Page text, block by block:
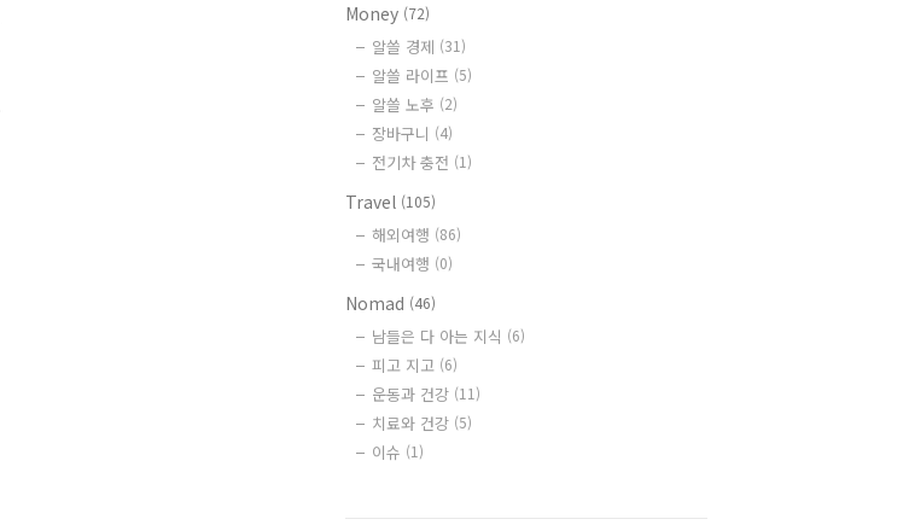
Money (72)
알쓸 경제 (31)
알쓸 라이프 (5)
알쓸 노후 (2)
장바구니 (4)
전기차 충전 (1)
Travel (105)
해외여행 (86)
국내여행 (0)
Nomad (46)
남들은 다 아는 지식 (6)
피고 지고 (6)
운동과 건강 (11)
치료와 건강 (5)
이슈 (1)